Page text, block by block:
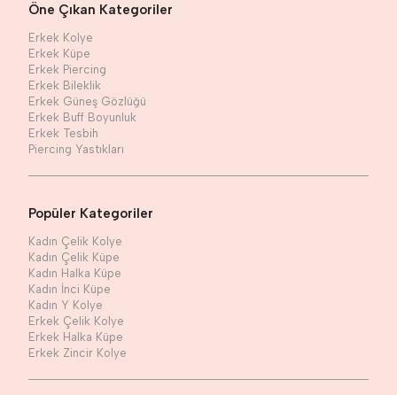
Öne Çıkan Kategoriler
Erkek Kolye
Erkek Küpe
Erkek Piercing
Erkek Bileklik
Erkek Güneş Gözlüğü
Erkek Buff Boyunluk
Erkek Tesbih
Piercing Yastıkları
Popüler Kategoriler
Kadın Çelik Kolye
Kadın Çelik Küpe
Kadın Halka Küpe
Kadın İnci Küpe
Kadın Y Kolye
Erkek Çelik Kolye
Erkek Halka Küpe
Erkek Zincir Kolye